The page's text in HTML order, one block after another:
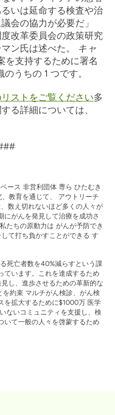
いは延命する検査や治
会の協力が必要だ」
改革委員会の政策研究
ン氏は述べた。 キャ
を支持するために署名
うちの 1 つです。
ストをご覧ください多
る詳細については、
ース 非営利団体 専ら ひたむき
教育を通じて、 アウトリーチ
数え切れないほど多くの人々が
にがんを発見して治療を成功さ
私たちの原動力は がんが予防でき
て打ち負かすことができる す
死亡者数を40%減らすという課
ています。これを達成するため
し、進歩させるための革新的な
を約束 マルチがん検診、がん検
を拡大するために$1000万 医学
ないコミュニティを支援し、検
いて一般の人々を啓蒙するため